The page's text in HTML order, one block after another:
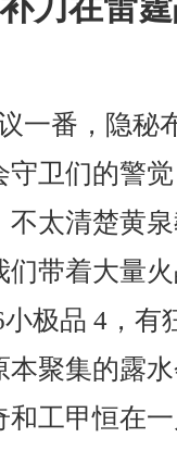
一番，隐秘
卫们的警
不太清楚黄
们带着大量
极品 4，有
聚集的露
工甲恒在